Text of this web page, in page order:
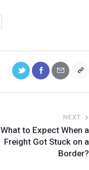
NEXT
What to Expect When a
Freight Got Stuck on a
Border?